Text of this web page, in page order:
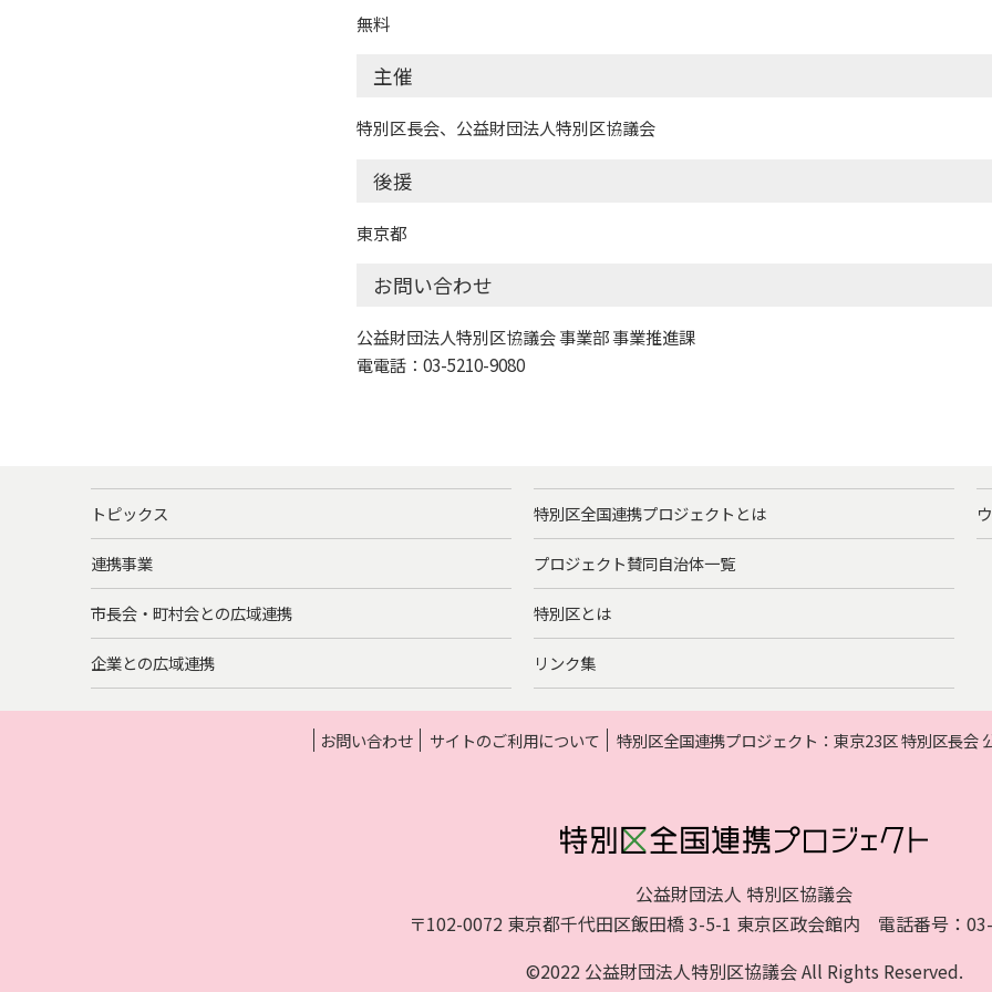
無料
主催
特別区長会、公益財団法人特別区協議会
後援
東京都
お問い合わせ
公益財団法人特別区協議会 事業部 事業推進課
電電話：03-5210-9080
トピックス
連携事業
市長会・町村会との広域連携
企業との広域連携
特別区全国連携プロジェクトとは
プロジェクト賛同自治体一覧
特別区とは
リンク集
お問い合わせ サイトのご利用について 特別区全国連携プロジェクト：東京23区 特別区長会
公益財団法人 特別区協議会
〒102-0072 東京都千代田区飯田橋 3-5-1 東京区政会館内 電話番号：
©2022 公益財団法人特別区協議会 All Rights Reserved.